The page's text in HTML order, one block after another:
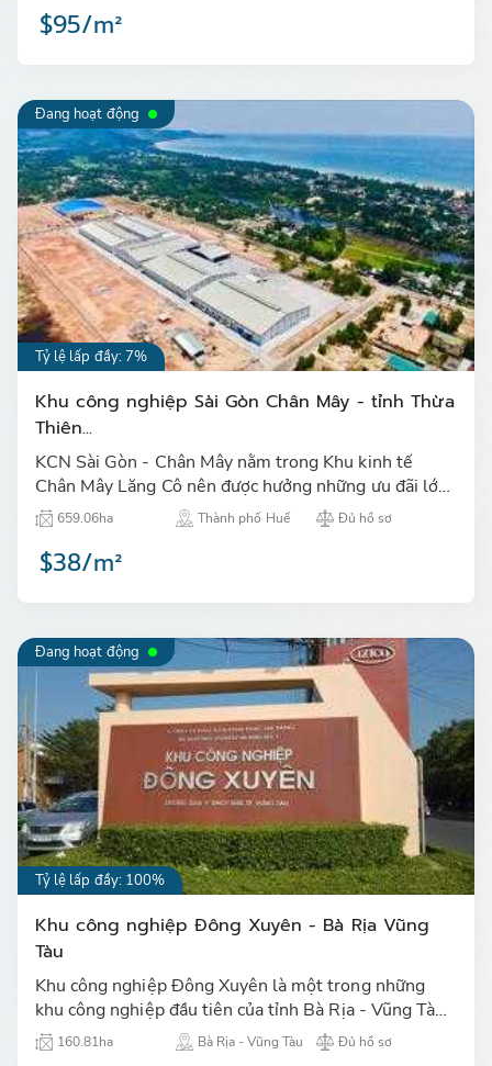
$95/m²
Đang hoạt động
Tỷ lệ lấp đầy: 7%
Khu công nghiệp Sài Gòn Chân Mây - tỉnh Thừa
Thiên...
KCN Sài Gòn - Chân Mây nằm trong Khu kinh tế
Chân Mây Lăng Cô nên được hưởng những ưu đãi lớn
về thuế, ngoài ra KCN nằm gần cảng Chân Mây thuận
tiện cho việc xu…
659.06ha Thành phố Huế Đủ hồ sơ
$38/m²
Đang hoạt động
Tỷ lệ lấp đầy: 100%
Khu công nghiệp Đông Xuyên - Bà Rịa Vũng
Tàu
Khu công nghiệp Đông Xuyên là một trong những
khu công nghiệp đầu tiên của tỉnh Bà Rịa - Vũng Tàu,
đi vào vận hành từ năm 1996 và đã lấp đầy 100%…
160.81ha Bà Rịa - Vũng Tàu Đủ hồ sơ